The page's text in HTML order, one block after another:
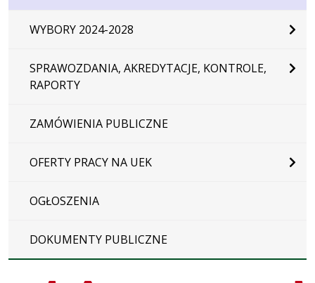
WYBORY 2024-2028
SPRAWOZDANIA, AKREDYTACJE, KONTROLE,
RAPORTY
ZAMÓWIENIA PUBLICZNE
OFERTY PRACY NA UEK
OGŁOSZENIA
DOKUMENTY PUBLICZNE